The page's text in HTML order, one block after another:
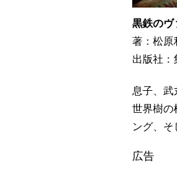
黒鉄の
著：松原
出版社：
息子、武
世界樹の
ング、そ
広告